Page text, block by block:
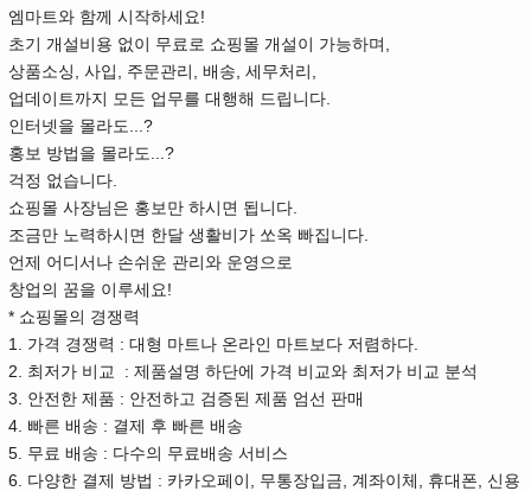
엠마트와 함께 시작하세요!
초기 개설비용 없이 무료로 쇼핑몰 개설이 가능하며,
상품소싱, 사입, 주문관리, 배송, 세무처리,
업데이트까지 모든 업무를 대행해 드립니다.
인터넷을 몰라도...?
홍보 방법을 몰라도...?
걱정 없습니다.
쇼핑몰 사장님은 홍보만 하시면 됩니다.
조금만 노력하시면 한달 생활비가 쏘옥 빠집니다.
언제 어디서나 손쉬운 관리와 운영으로
창업의 꿈을 이루세요!
* 쇼핑몰의 경쟁력
1. 가격 경쟁력 : 대형 마트나 온라인 마트보다 저렴하다.
2. 최저가 비교 : 제품설명 하단에 가격 비교와 최저가 비교 분석
3. 안전한 제품 : 안전하고 검증된 제품 엄선 판매
4. 빠른 배송 : 결제 후 빠른 배송
5. 무료 배송 : 다수의 무료배송 서비스
6. 다양한 결제 방법 : 카카오페이, 무통장입금, 계좌이체, 휴대폰, 신용